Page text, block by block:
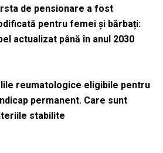
de pensionare a fost
pentru femei și bărbați:
actualizat până în anul 2030
reumatologice eligibile pentru
permanent. Care sunt
stabilite